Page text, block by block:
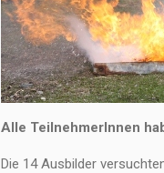
Alle TeilnehmerInnen
Die 14 Ausbilder